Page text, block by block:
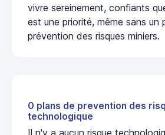
vivre sereinement, confiants
est une priorité, même sans un
prévention des risques miniers.
0 plans de prevention des
technologique
Il n'y a aucun risque